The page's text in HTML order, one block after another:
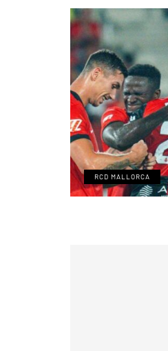
RCD MALLORCA